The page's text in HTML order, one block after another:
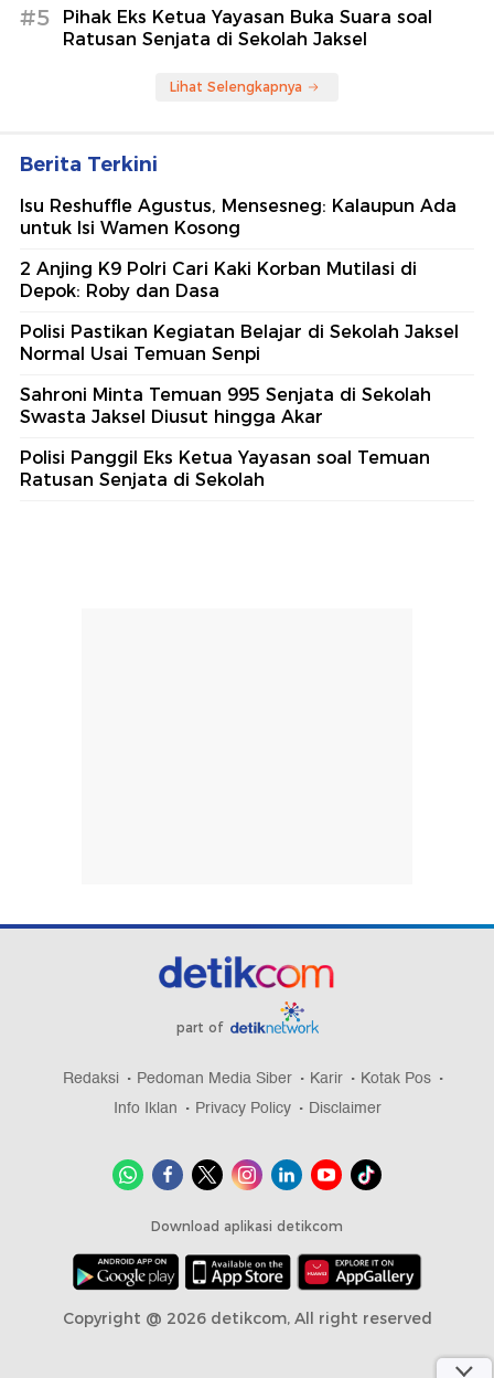
#5
Pihak Eks Ketua Yayasan Buka Suara soal
Ratusan Senjata di Sekolah Jaksel
Lihat Selengkapnya
Berita Terkini
Isu Reshuffle Agustus, Mensesneg: Kalaupun Ada
untuk Isi Wamen Kosong
2 Anjing K9 Polri Cari Kaki Korban Mutilasi di
Depok: Roby dan Dasa
Polisi Pastikan Kegiatan Belajar di Sekolah Jaksel
Normal Usai Temuan Senpi
Sahroni Minta Temuan 995 Senjata di Sekolah
Swasta Jaksel Diusut hingga Akar
Polisi Panggil Eks Ketua Yayasan soal Temuan
Ratusan Senjata di Sekolah
part of
Redaksi Pedoman Media Siber Karir
Kotak Pos
Info Iklan
Privacy Policy Disclaimer
Download aplikasi detikcom
Copyright @ 2026 detikcom, All right reserved